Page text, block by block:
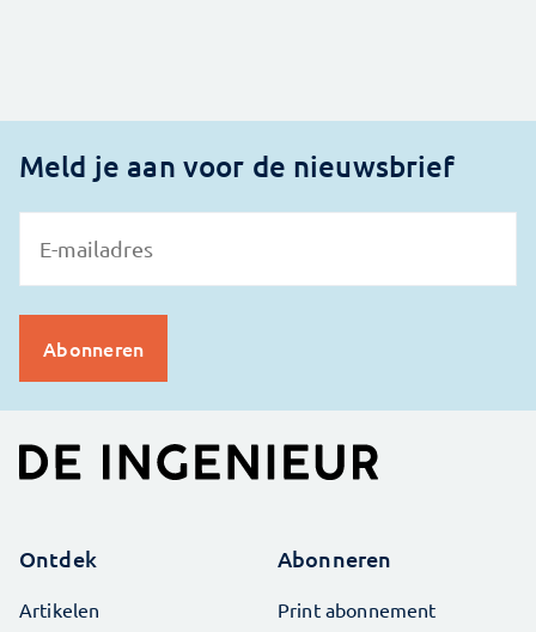
Meld je aan voor de nieuwsbrief
Ontdek
Artikelen
Abonneren
Print abonnement